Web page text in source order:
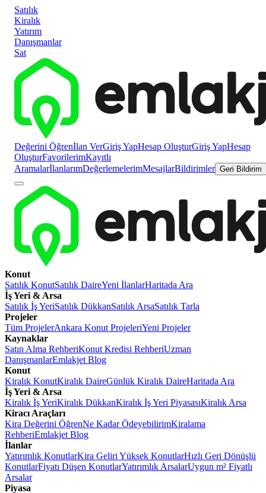
Satılık
Kiralık
Yatırım
Danışmanlar
Sat
Değerini Öğrenİlan VerGiriş YapHesap OluşturGiriş YapHesap
OluşturFavorilerimKayıtlı
AramalarİlanlarımDeğerlemelerimMesajlarBildirimler Geri Bildirim
Konut
Satılık KonutSatılık DaireYeni İlanlarHaritada Ara
İş Yeri & Arsa
Satılık İş YeriSatılık DükkanSatılık ArsaSatılık Tarla
Projeler
Tüm ProjelerAnkara Konut ProjeleriYeni Projeler
Kaynaklar
Satın Alma RehberiKonut Kredisi RehberiUzman
DanışmanlarEmlakjet Blog
Konut
Kiralık KonutKiralık DaireGünlük Kiralık DaireHaritada Ara
İş Yeri & Arsa
Kiralık İş YeriKiralık DükkanKiralık İş Yeri PiyasasıKiralık Arsa
Kiracı Araçları
Kira Değerini ÖğrenNe Kadar ÖdeyebilirimKiralama
RehberiEmlakjet Blog
İlanlar
Yatırımlık KonutlarKira Geliri Yüksek KonutlarHızlı Geri Dönüşlü
KonutlarFiyatı Düşen KonutlarYatırımlık ArsalarUygun m² Fiyatlı
Arsalar
Piyasa